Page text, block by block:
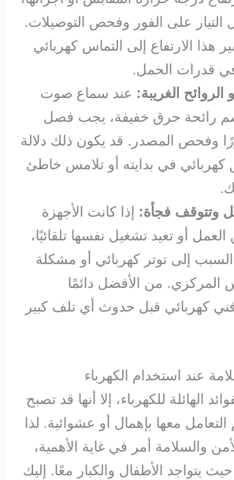
على الفور وفحص التوصيلات.
هذا الارتفاع إلى التماس كهربائي
قدرات الحمل.
الروائح الغريبة: عند سماع صوت
رائحة حرق خفيفة، يجب فصل
وفحص المصدر. قد يكون ذلك دلالة
في بدايته أو تلامس خاطئ
وتتوقف فجأة: إذا كانت الأجهزة
أو تعيد تشغيل نفسها تلقائيًا،
إلى توتر كهربائي أو مشكلة
من الأفضل دائمًا
كهربائي قبل حدوث أي تلف كبير
عند استخدام الكهرباء
الهائلة للكهرباء، إلا أنها قد تصبح
معها بإهمال أو عشوائية. لذا
والسلامة أمر في غاية الأهمية،
يتواجد الأطفال والكبار معًا. إليك